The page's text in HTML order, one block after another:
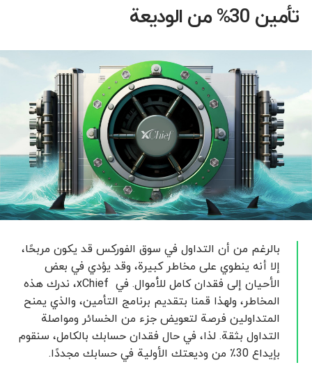
تأمين 30% من الوديعة
بالرغم من أن التداول في سوق الفوركس قد يكون مربحًا،
إلا أنه ينطوي على مخاطر كبيرة، وقد يؤدي في بعض
الأحيان إلى فقدان كامل للأموال. في xChief، ندرك هذه
المخاطر، ولهذا قمنا بتقديم برنامج التأمين، والذي يمنح
المتداولين فرصة لتعويض جزء من الخسائر ومواصلة
التداول بثقة. لذا، في حال فقدان حسابك بالكامل، سنقوم
بإيداع 30٪ من وديعتك الأولية في حسابك مجددًا.